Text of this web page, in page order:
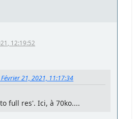
12:19:52
21, 2021, 11:17:34
full res'. Ici, à 70ko....